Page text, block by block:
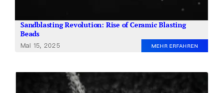
Sandblasting Revolution: Rise of Ceramic Blasting
Beads
Mai 15, 2025 MEHR ERFAHREN